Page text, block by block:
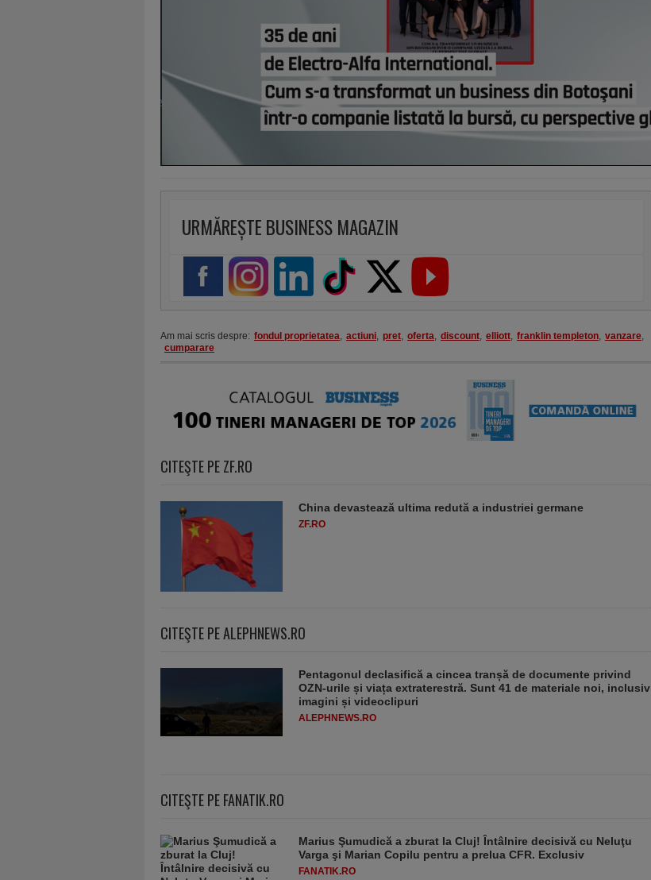
URMĂREȘTE BUSINESS MAGAZIN
Am mai scris despre: fondul proprietatea, actiuni, pret, oferta, discount, elliott, franklin templeton, vanzare,
cumparare
CITEŞTE PE ZF.RO
China devastează ultima redută a industriei germane
ZF.RO
CITEŞTE PE ALEPHNEWS.RO
Pentagonul declasifică a cincea tranșă de documente privind
OZN-urile și viața extraterestră. Sunt 41 de materiale noi, inclusiv
imagini și videoclipuri
ALEPHNEWS.RO
CITEŞTE PE FANATIK.RO
Marius Şumudică a zburat la Cluj! Întâlnire decisivă cu Neluţu
Varga şi Marian Copilu pentru a prelua CFR. Exclusiv
FANATIK.RO